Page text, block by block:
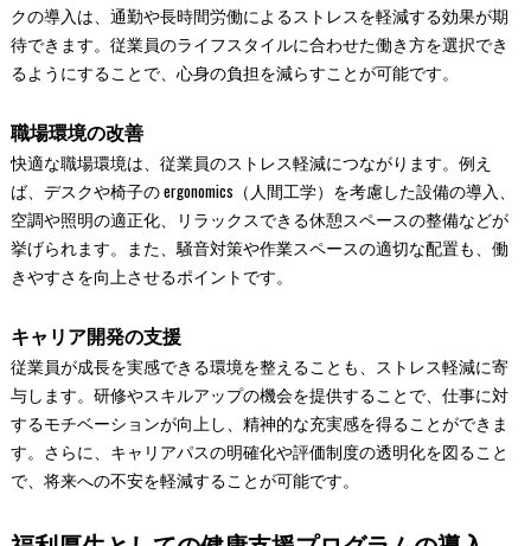
クの導入は、通勤や長時間労働によるストレスを軽減する効果が期
待できます。従業員のライフスタイルに合わせた働き方を選択でき
るようにすることで、心身の負担を減らすことが可能です。
職場環境の改善
快適な職場環境は、従業員のストレス軽減につながります。例え
ば、デスクや椅子の ergonomics（人間工学）を考慮した設備の導入、
空調や照明の適正化、リラックスできる休憩スペースの整備などが
挙げられます。また、騒音対策や作業スペースの適切な配置も、働
きやすさを向上させるポイントです。
キャリア開発の支援
従業員が成長を実感できる環境を整えることも、ストレス軽減に寄
与します。研修やスキルアップの機会を提供することで、仕事に対
するモチベーションが向上し、精神的な充実感を得ることができま
す。さらに、キャリアパスの明確化や評価制度の透明化を図ること
で、将来への不安を軽減することが可能です。